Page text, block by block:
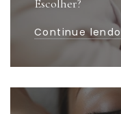
Escolher?
Continue lendo